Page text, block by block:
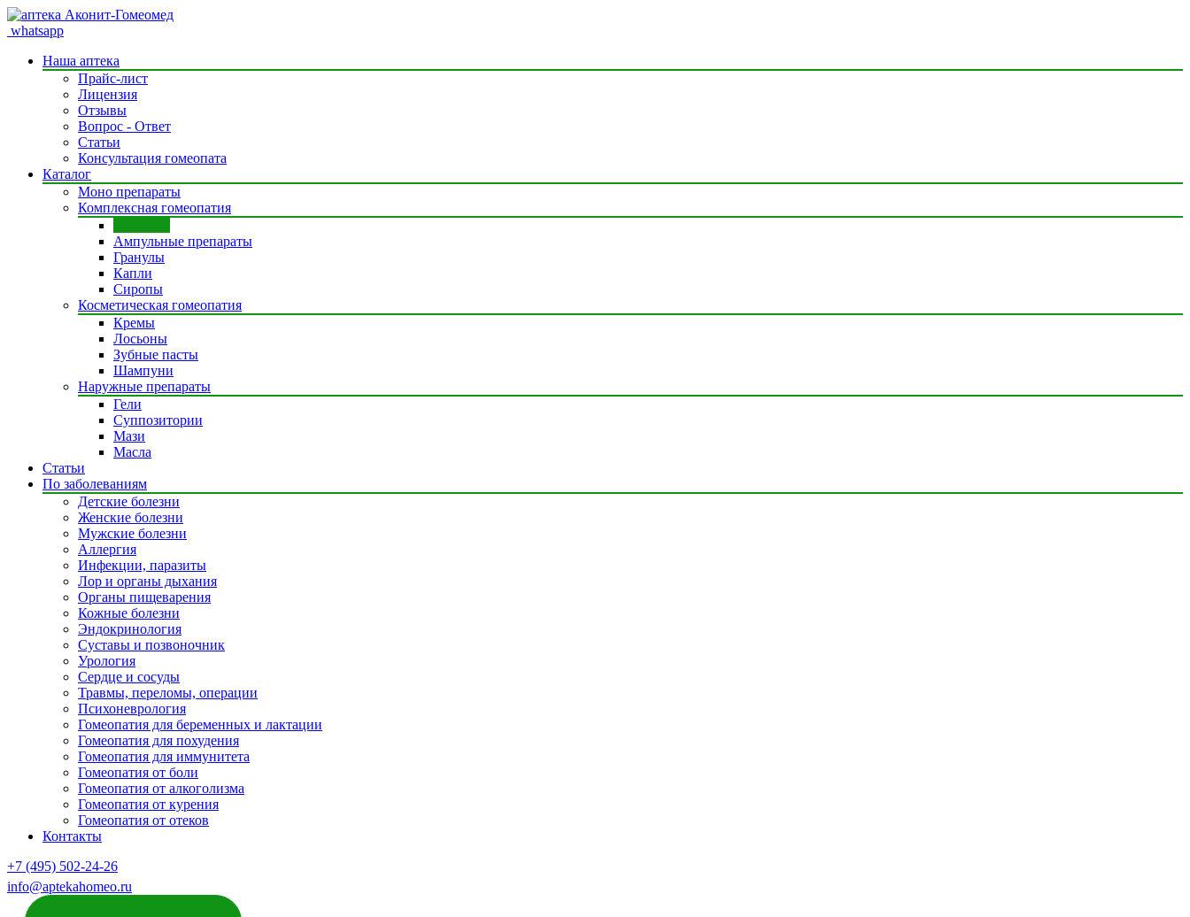
whatsapp
Наша аптека
Прайс-лист
Лицензия
Отзывы
Вопрос - Ответ
Статьи
Консультация гомеопата
Каталог
Моно препараты
Комплексная гомеопатия
Ампульные препараты
Гранулы
Капли
Сиропы
Косметическая гомеопатия
Кремы
Лосьоны
Зубные пасты
Шампуни
Наружные препараты
Гели
Суппозитории
Мази
Масла
Статьи
По заболеваниям
Детские болезни
Женские болезни
Мужские болезни
Аллергия
Инфекции, паразиты
Лор и органы дыхания
Органы пищеварения
Кожные болезни
Эндокринология
Суставы и позвоночник
Урология
Сердце и сосуды
Травмы, переломы, операции
Психоневрология
Гомеопатия для беременных и лактации
Гомеопатия для похудения
Гомеопатия для иммунитета
Гомеопатия от боли
Гомеопатия от алкоголизма
Гомеопатия от курения
Гомеопатия от отеков
Контакты
+7 (495) 502-24-26
info@aptekahomeo.ru